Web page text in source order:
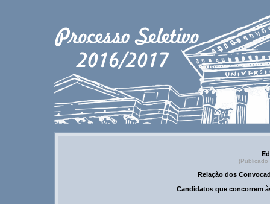
(Publicado
Relação dos
Candidatos que concorrem